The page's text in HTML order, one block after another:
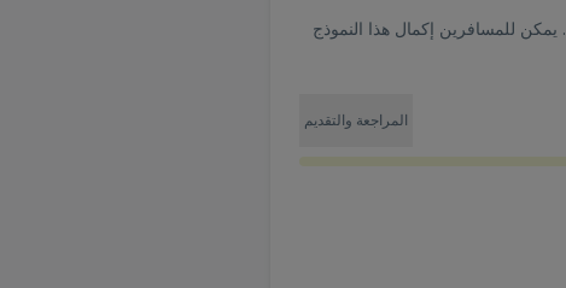
. يمكن للمسافرين إكمال هذا النموذج
المراجعة والتقديم